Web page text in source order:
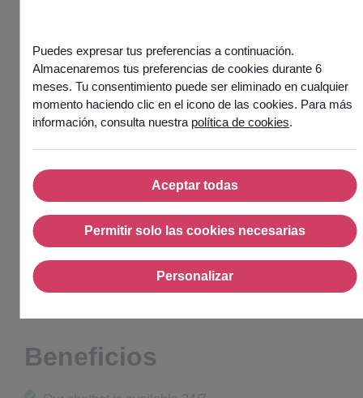
Puedes expresar tus preferencias a continuación.
Almacenaremos tus preferencias de cookies durante 6
meses. Tu consentimiento puede ser eliminado en cualquier
momento haciendo clic en el icono de las cookies. Para más
información, consulta nuestra política de cookies.
Aceptar todas
Permitir solo las cookies necesarias
Permitir solo las cookies
Personalizar
The Wikit chatbot digitalizes the support of private
users’ questions !
Beneficios